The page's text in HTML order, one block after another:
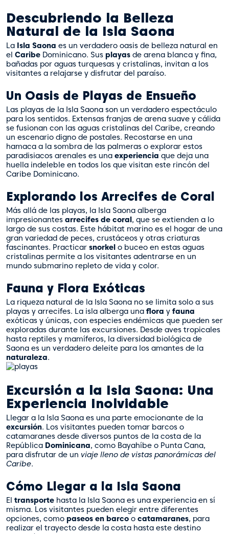
Descubriendo la Belleza
Natural de la Isla Saona
La Isla Saona es un verdadero oasis de belleza natural en
el Caribe Dominicano. Sus playas de arena blanca y fina,
bañadas por aguas turquesas y cristalinas, invitan a los
visitantes a relajarse y disfrutar del paraíso.
Un Oasis de Playas de Ensueño
Las playas de la Isla Saona son un verdadero espectáculo
para los sentidos. Extensas franjas de arena suave y cálida
se fusionan con las aguas cristalinas del Caribe, creando
un escenario digno de postales. Recostarse en una
hamaca a la sombra de las palmeras o explorar estos
paradisiacos arenales es una experiencia que deja una
huella indeleble en todos los que visitan este rincón del
Caribe Dominicano.
Explorando los Arrecifes de Coral
Más allá de las playas, la Isla Saona alberga
impresionantes arrecifes de coral, que se extienden a lo
largo de sus costas. Este hábitat marino es el hogar de una
gran variedad de peces, crustáceos y otras criaturas
fascinantes. Practicar snorkel o buceo en estas aguas
cristalinas permite a los visitantes adentrarse en un
mundo submarino repleto de vida y color.
Fauna y Flora Exóticas
La riqueza natural de la Isla Saona no se limita solo a sus
playas y arrecifes. La isla alberga una flora y fauna
exóticas y únicas, con especies endémicas que pueden ser
exploradas durante las excursiones. Desde aves tropicales
hasta reptiles y mamíferos, la diversidad biológica de
Saona es un verdadero deleite para los amantes de la
naturaleza.
Excursión a la Isla Saona: Una
Experiencia Inolvidable
Llegar a la Isla Saona es una parte emocionante de la
excursión. Los visitantes pueden tomar barcos o
catamaranes desde diversos puntos de la costa de la
República Dominicana, como Bayahíbe o Punta Cana,
para disfrutar de un viaje lleno de vistas panorámicas del
Caribe.
Cómo Llegar a la Isla Saona
El transporte hasta la Isla Saona es una experiencia en sí
misma. Los visitantes pueden elegir entre diferentes
opciones, como paseos en barco o catamaranes, para
realizar el trayecto desde la costa hasta este destino